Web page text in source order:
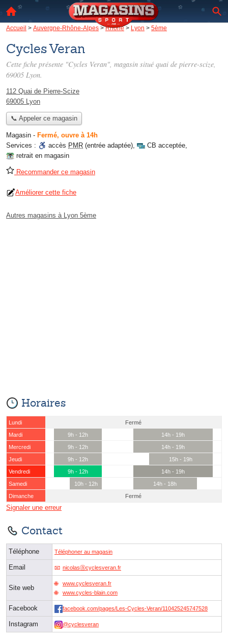
Accueil > Auvergne-Rhône-Alpes >Rhône> Lyon > 5ème
Cycles Veran
Cette fiche présente "Cycles Veran", magasin situé quai de pierre-scize,
69005 Lyon.
112 Quai de Pierre-Scize
69005 Lyon
📞 Appeler ce magasin
Magasin - Fermé, ouvre à 14h
Services :
accès PMR (entrée adaptée), CB acceptée,
retrait en magasin
Recommander ce magasin
Améliorer cette fiche
Autres magasins à Lyon 5ème
Horaires
Lundi
Fermé
Mardi
9h - 12h
14h - 19h
Mercredi
9h - 12h
14h - 19h
Jeudi
9h - 12h
15h - 19h
Vendredi
9h - 12h
14h - 19h
Samedi
10h - 12h
14h - 18h
Dimanche
Fermé
Signaler une erreur
Contact
Téléphone Téléphoner au magasin
Email nicolasⓐcyclesveran.fr
Site web
www.cyclesveran.fr
www.cycles-blain.com
Facebook facebook.com/pages/Les-Cycles-Veran/110425245747528
Instagram @cyclesveran